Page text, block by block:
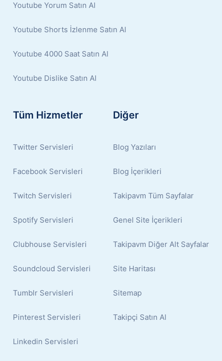
Youtube Yorum Satın Al
Youtube Shorts İzlenme Satın Al
Youtube 4000 Saat Satın Al
Youtube Dislike Satın Al
Tüm Hizmetler
Twitter Servisleri
Facebook Servisleri
Twitch Servisleri
Spotify Servisleri
Clubhouse Servisleri
Soundcloud Servisleri
Tumblr Servisleri
Pinterest Servisleri
Linkedin Servisleri
Diğer
Blog Yazıları
Blog İçerikleri
Takipavm Tüm Sayfalar
Genel Site İçerikleri
Takipavm Diğer Alt Sayfalar
Site Haritası
Sitemap
Takipçi Satın Al